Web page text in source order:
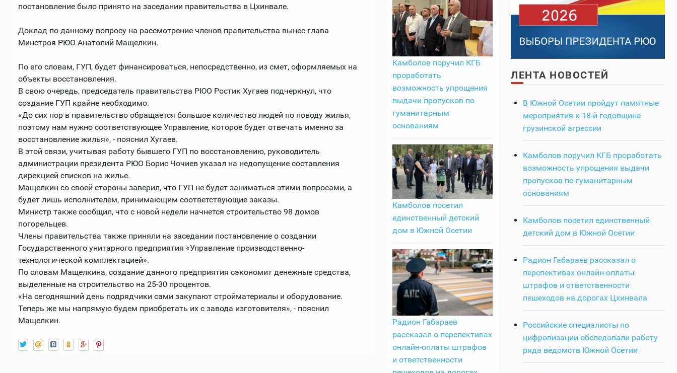
постановление было принято на заседании правительства в Цхинвале.
Доклад по данному вопросу на рассмотрение членов правительства вынес глава
Минстроя РЮО Анатолий Мащелкин.
По его словам, ГУП, будет финансироваться, непосредственно, из смет, оформляемых на
объекты восстановления.
В свою очередь, председатель правительства РЮО Ростик Хугаев подчеркнул, что
создание ГУП крайне необходимо.
«До сих пор в правительство обращается большое количество людей по поводу жилья,
поэтому нам нужно соответствующее Управление, которое будет отвечать именно за
восстановление жилья», - пояснил Хугаев.
В этой связи, учитывая работу бывшего ГУП по восстановлению, руководитель
администрации президента РЮО Борис Чочиев указал на недопущение составления
дирекцией списков на жилье.
Мащелкин со своей стороны заверил, что ГУП не будет заниматься этими вопросами, а
будет лишь исполнителем, принимающим соответствующие заказы.
Министр также сообщил, что с новой недели начнется строительство 98 домов
погорельцев.
Члены правительства также приняли на заседании постановление о создании
Государственного унитарного предприятия «Управление производственно-
технологической комплектацией».
По словам Мащелкина, создание данного предприятия сэкономит денежные средства,
выделенные на строительство на 25-30 процентов.
«На сегодняшний день подрядчики сами закупают стройматериалы и оборудование.
Теперь же мы напрямую будем приобретать их с завода изготовителя», - пояснил
Мащелкин.
Камболов поручил КГБ
проработать
возможность упрощения
выдачи пропусков по
гуманитарным
основаниям
Камболов посетил
единственный детский
дом в Южной Осетии
Радион Габараев
рассказал о перспективах
онлайн-оплаты штрафов
и ответственности
ЛЕНТА НОВОСТЕЙ
В Южной Осетии пройдут памятные
мероприятия к 18-й годовщине
грузинской агрессии
Камболов поручил КГБ проработать
возможность упрощения выдачи
пропусков по гуманитарным
основаниям
Камболов посетил единственный
детский дом в Южной Осетии
Радион Габараев рассказал о
перспективах онлайн-оплаты
штрафов и ответственности
пешеходов на дорогах Цхинвала
Российские специалисты по
цифровизации обследовали работу
ряда ведомств Южной Осетии